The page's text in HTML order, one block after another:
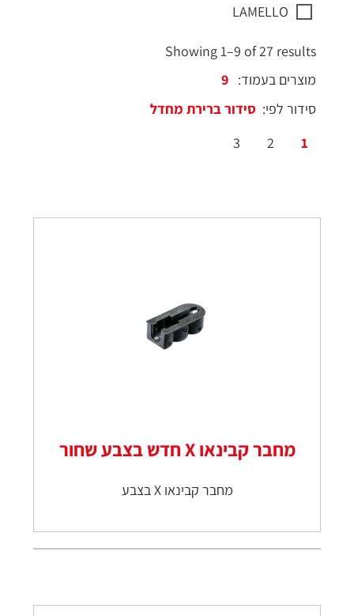
Showing 1–9 of 27 results
מוצרים בעמוד:
סידור לפי:
1
2
3
מחבר קבינאו X חדש בצבע שחור
מחבר קבינאו X בצבע
LAMELLO